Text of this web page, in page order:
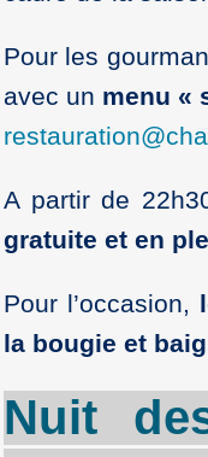
Pour les
avec un menu «
restauration@
A partir de
gratuite et en
Pour l’occasion,
la bougie et
Nuit